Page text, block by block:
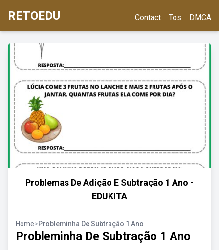
RETOEDU Contact Tos DMCA
Problemas De Adição E Subtração 1 Ano -
EDUKITA
Home>Probleminha De Subtração 1 Ano
Probleminha De Subtração 1 Ano